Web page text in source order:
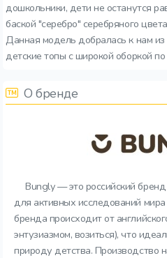
дошкольники, дети не останутся
баской "серебро" серебряного
Данная модель добралась к нам из
детские топы с широкой оборкой
О бренде
Bungly — это российский
для активных исследований
бренда происходит от
энтузиазмом, возиться), что
природу детства. Производство